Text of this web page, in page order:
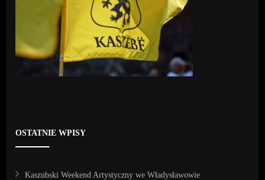
OSTATNIE WPISY
Kaszubski Weekend Artystyczny we Władysławowie